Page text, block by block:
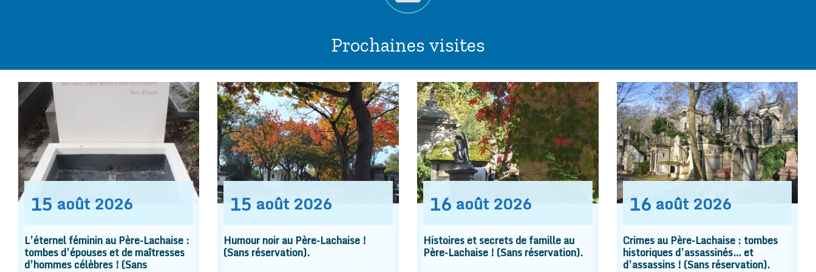
Prochaines visites
15 août 2026
L’éternel féminin au Père-Lachaise :
tombes d’épouses et de maîtresses
d’hommes célèbres ! (Sans
15 août 2026
Humour noir au Père-Lachaise !
(Sans réservation).
16 août 2026
Histoires et secrets de famille au
Père-Lachaise ! (Sans réservation).
16 août 2026
Crimes au Père-Lachaise : tombes
historiques d’assassinés… et
d’assassins ! (Sans réservation).